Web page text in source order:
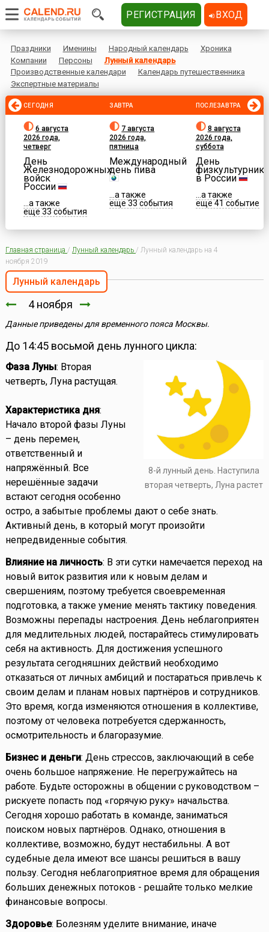
Праздники Именины Народный календарь
Хроника
Компании
Персоны
Лунный календарь
Производственные календари
Календарь путешественника
Экспертные материалы
СЕГОДНЯ
6 августа
2026 года,
четверг
День
Железнодорожных
войск
России
...а также
еще 33 события
ЗАВТРА
7 августа
2026 года,
пятница
Международный
день пива
...а также
еще 33 события
ПОСЛЕЗАВТРА
8 августа
2026 года,
суббота
День
физкультурника
в России
...а также
еще 41 событие
Главная страница / Лунный календарь / Лунный календарь на 4
ноября 2019
Лунный календарь
4 ноября
Данные приведены для временного пояса Москвы.
До 14:45 восьмой день лунного цикла:
8-й лунный день. Наступила
вторая четверть, Луна растет
Фаза Луны: Вторая
четверть, Луна растущая.
Характеристика дня:
Начало второй фазы Луны
– день перемен,
ответственный и
напряжённый. Все
нерешённые задачи
встают сегодня особенно
остро, а забытые проблемы дают о себе знать.
Активный день, в который могут произойти
непредвиденные события.
Влияние на личность: В эти сутки намечается переход на
новый виток развития или к новым делам и
свершениям, поэтому требуется своевременная
подготовка, а также умение менять тактику поведения.
Возможны перепады настроения. День неблагоприятен
для медлительных людей, постарайтесь стимулировать
себя на активность. Для достижения успешного
результата сегодняшних действий необходимо
отказаться от личных амбиций и постараться привлечь к
своим делам и планам новых партнёров и сотрудников.
Это время, когда изменяются отношения в коллективе,
поэтому от человека потребуется сдержанность,
осмотрительность и благоразумие.
Бизнес и деньги: День стрессов, заключающий в себе
очень большое напряжение. Не перегружайтесь на
работе. Будьте осторожны в общении с руководством –
рискуете попасть под «горячую руку» начальства.
Сегодня хорошо работать в команде, заниматься
поиском новых партнёров. Однако, отношения в
коллективе, возможно, будут нестабильны. А вот
судебные дела имеют все шансы решиться в вашу
пользу. Сегодня неблагоприятное время для обращения
больших денежных потоков - решайте только мелкие
финансовые вопросы.
Здоровье: Болезням уделите внимание, иначе
РЕГИСТРАЦИЯ ВХОД